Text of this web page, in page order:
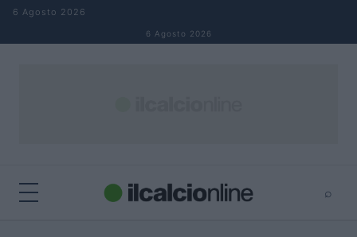
Salta al contenuto
6 Agosto 2026
6 Agosto 2026
⌕